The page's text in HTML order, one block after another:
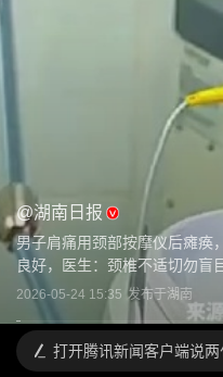
@湖南日报
男子肩痛用颈部按摩仪后瘫痪
良好，医生：颈椎不适切勿盲
2026-05-24 15:35 发布于湖南
打开腾讯新闻客户端说两